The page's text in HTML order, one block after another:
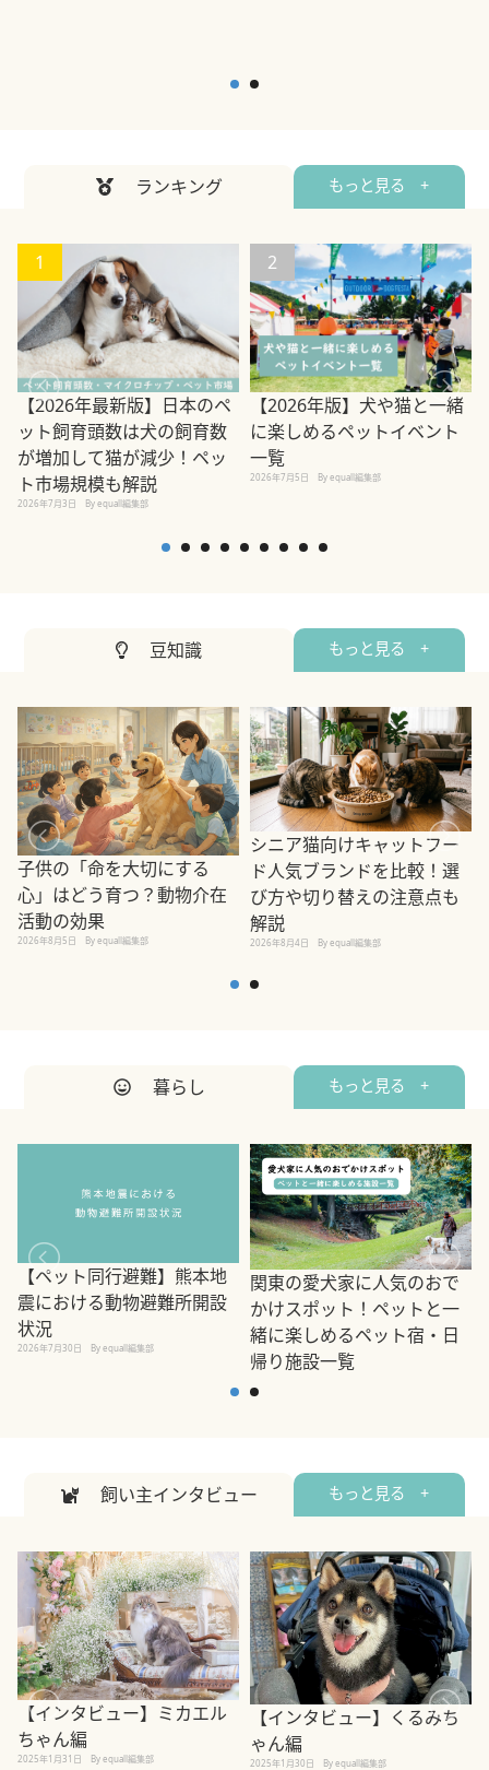
ランキング もっと見る +
1
【2026年最新版】日本のペ
ット飼育頭数は犬の飼育数
が増加して猫が減少！ペッ
ト市場規模も解説
2026年7月3日 By equall編集部
2
【2026年版】犬や猫と一緒
に楽しめるペットイベント
一覧
2026年7月5日 By equall編集部
豆知識 もっと見る +
子供の「命を大切にする
心」はどう育つ？動物介在
活動の効果
2026年8月5日 By equall編集部
シニア猫向けキャットフー
ド人気ブランドを比較！選
び方や切り替えの注意点も
解説
2026年8月4日 By equall編集部
暮らし もっと見る +
【ペット同行避難】熊本地
震における動物避難所開設
状況
2026年7月30日 By equall編集部
関東の愛犬家に人気のおで
かけスポット！ペットと一
緒に楽しめるペット宿・日
帰り施設一覧
飼い主インタビュー もっと見る +
【インタビュー】ミカエル
ちゃん編
2025年1月31日 By equall編集部
【インタビュー】くるみち
ゃん編
2025年1月30日 By equall編集部